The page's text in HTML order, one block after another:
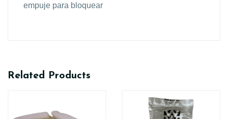
empuje para bloquear
Related Products